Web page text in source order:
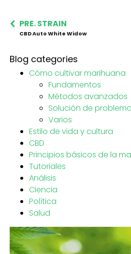
PRE. STRAIN
CBD Auto White Widow
Blog categories
Cómo cultivar marihuana
Fundamentos
Métodos avanzados
Solución de
Varios
Estilo de vida y cultura
CBD
Principios básicos de la
Tutoriales
Análisis
Ciencia
Política
Salud